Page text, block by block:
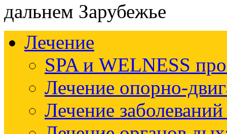
дальнем Зарубежье
Лечение
SPA и WELNESS
Лечение опорно-
Лечение